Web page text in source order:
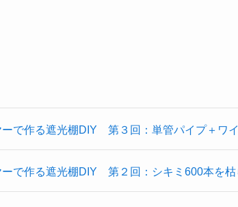
で作る遮光棚DIY 第３回：単管パイプ＋ワ
で作る遮光棚DIY 第２回：シキミ600本を